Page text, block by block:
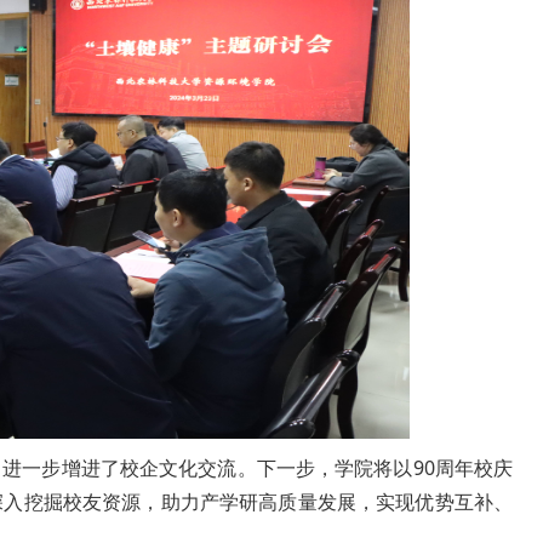
一步增进了校企文化交流。下一步，学院将以90周年校庆
掘校友资源，助力产学研高质量发展，实现优势互补、